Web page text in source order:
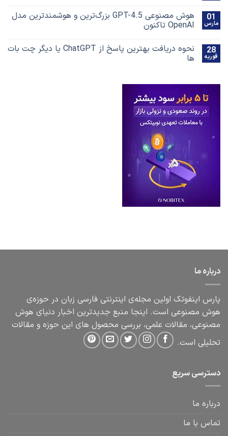
01
مارس
هوش مصنوعی GPT-4.5 بزرگ‌ترین و هوشمندترین مدل
OpenAI تاکنون
28
فوریه
نحوه دریافت بهترین پاسخ‌ از ChatGPT یا دیگر چت بات
ها
درباره ما
پارس اینفوتک اولین مجله‌ی اینترنتی فارسی زبان در حوزه‌ی
هوش مصنوعی است. اینجا منبع جدیدترین اخبار دنیای هوش
مصنوعی، مقالات علمی، بررسی محصول های این حوزه و مقالات
تحلیلی است.
دسترسی سریع
درباره ما
تماس با ما